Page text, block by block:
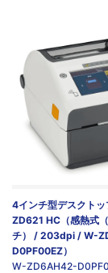
4インチ型デスクトッ
ZD621 HC（感熱式
チ） / 203dpi / W-
D0PF00EZ）
W-ZD6AH42-